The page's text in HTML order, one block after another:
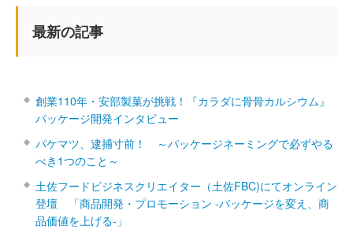
最新の記事
創業110年・安部製菓が挑戦！『カラダに骨骨カルシウム』
パッケージ開発インタビュー
パケマツ、逮捕寸前！ ～パッケージネーミングで必ずやる
べき1つのこと～
土佐フードビジネスクリエイター（土佐FBC)にてオンライン
登壇 「商品開発・プロモーション ‐パッケージを変え、商
品価値を上げる‐」